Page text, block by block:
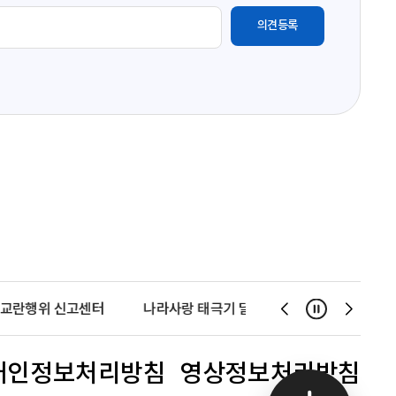
란행위 신고센터 나라사랑 태극기 달기 운동 천사운동
슬
라
이
드
슬
라
이
드
일시정지
인정보처리방침 영상정보처리방침